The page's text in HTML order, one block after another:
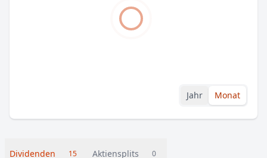
Jahr Monat
Dividenden 15 Aktiensplits 0